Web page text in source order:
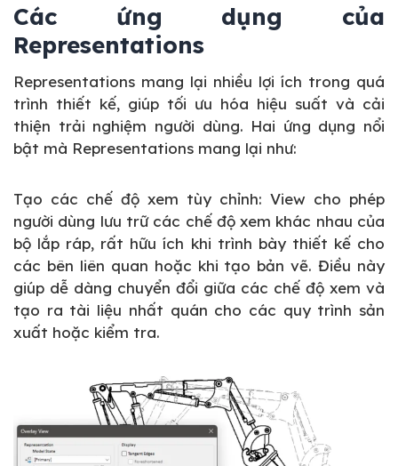
Các ứng dụng của
Representations
Representations mang lại nhiều lợi ích trong quá
trình thiết kế, giúp tối ưu hóa hiệu suất và cải
thiện trải nghiệm người dùng. Hai ứng dụng nổi
bật mà Representations mang lại như:
Tạo các chế độ xem tùy chỉnh: View cho phép
người dùng lưu trữ các chế độ xem khác nhau của
bộ lắp ráp, rất hữu ích khi trình bày thiết kế cho
các bên liên quan hoặc khi tạo bản vẽ. Điều này
giúp dễ dàng chuyển đổi giữa các chế độ xem và
tạo ra tài liệu nhất quán cho các quy trình sản
xuất hoặc kiểm tra.